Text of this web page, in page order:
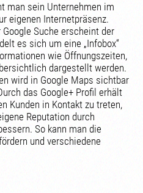
man sein Unternehmen im
eigenen Internetpräsenz.
Suche erscheint der
es sich um eine „Infobox“
wie Öffnungszeiten,
dargestellt werden.
wird in Google Maps sichtbar
das Google+ Profil erhält
Kunden in Kontakt zu treten,
Reputation durch
So kann man die
und verschiedene